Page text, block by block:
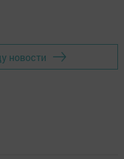
новости